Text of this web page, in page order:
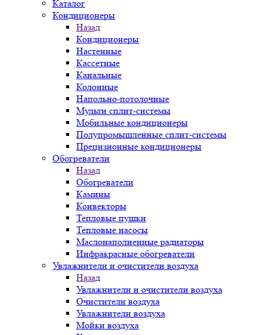
Каталог
Кондиционеры
Назад
Кондиционеры
Настенные
Кассетные
Канальные
Колонные
Напольно-потолочные
Мульти сплит-системы
Мобильные кондиционеры
Полупромышленные сплит-системы
Прецизионные кондиционеры
Обогреватели
Назад
Обогреватели
Камины
Конвекторы
Тепловые пушки
Тепловые насосы
Маслонаполненные радиаторы
Инфракрасные обогреватели
Увлажнители и очистители воздуха
Назад
Увлажнители и очистители воздуха
Очистители воздуха
Увлажнители воздуха
Мойки воздуха